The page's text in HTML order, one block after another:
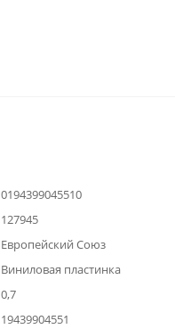
0194399045510
127945
Европейский Союз
Виниловая пластинка
0,7
19439904551